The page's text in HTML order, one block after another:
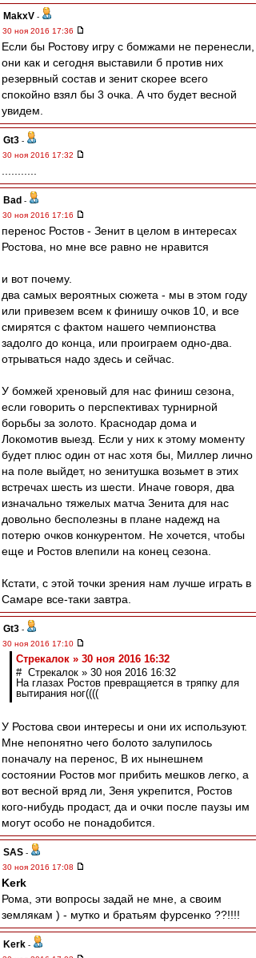
MakxV -
30 ноя 2016 17:36
Если бы Ростову игру с бомжами не перенесли,
они как и сегодня выставили б против них
резервный состав и зенит скорее всего
спокойно взял бы 3 очка. А что будет весной
увидем.
Gt3 -
30 ноя 2016 17:32
Bad -
30 ноя 2016 17:16
перенос Ростов - Зенит в целом в интересах
Ростова, но мне все равно не нравится
и вот почему.
два самых вероятных сюжета - мы в этом году
или привезем всем к финишу очков 10, и все
смирятся с фактом нашего чемпионства
задолго до конца, или проиграем одно-два.
отрываться надо здесь и сейчас.
У бомжей хреновый для нас финиш сезона,
если говорить о перспективах турнирной
борьбы за золото. Краснодар дома и
Локомотив выезд. Если у них к этому моменту
будет плюс один от нас хотя бы, Миллер лично
на поле выйдет, но зенитушка возьмет в этих
встречах шесть из шести. Иначе говоря, два
изначально тяжелых матча Зенита для нас
довольно бесполезны в плане надежд на
потерю очков конкурентом. Не хочется, чтобы
еще и Ростов влепили на конец сезона.
Кстати, с этой точки зрения нам лучше играть в
Самаре все-таки завтра.
Gt3 -
30 ноя 2016 17:10
Стрекалок » 30 ноя 2016 16:32
# Стрекалок » 30 ноя 2016 16:32
На глазах Ростов превращяется в тряпку для
вытирания ног((((
У Ростова свои интересы и они их используют.
Мне непонятно чего болото залупилось
поначалу на перенос, В их нынешнем
состоянии Ростов мог прибить мешков легко, а
вот весной вряд ли, Зеня укрепится, Ростов
кого-нибудь продаст, да и очки после паузы им
могут особо не понадобится.
SAS -
30 ноя 2016 17:08
Kerk
Рома, эти вопросы задай не мне, а своим
землякам ) - мутко и братьям фурсенко ??!!!!
Kerk -